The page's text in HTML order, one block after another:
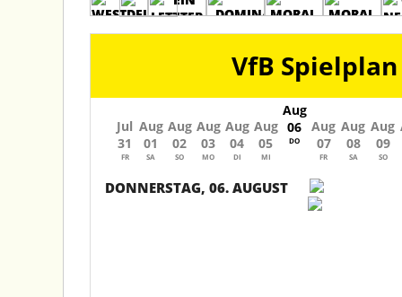
VfB Spielplan
Jul
31
FR
Aug
01
SA
Aug
02
SO
Aug
03
MO
Aug
04
DI
Aug
05
MI
Aug
06
DO
Aug
07
FR
Aug
08
SA
Aug
09
SO
DONNERSTAG, 06. AUGUST